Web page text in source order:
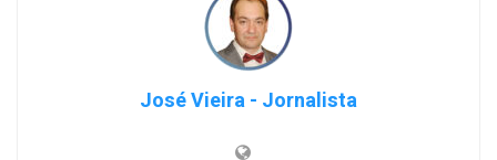
José Vieira - Jornalista